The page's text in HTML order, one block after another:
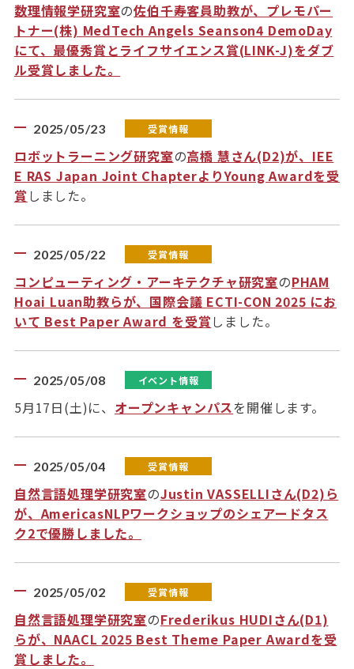
数理情報学研究室の佐伯千寿客員助教が、プレモパー
トナー(株) MedTech Angels Seanson4 DemoDay
にて、最優秀賞とライフサイエンス賞(LINK-J)をダブ
ル受賞しました。
2025/05/23 受賞情報
ロボットラーニング研究室の高橋 慧さん(D2)が、IEE
E RAS Japan Joint ChapterよりYoung Awardを受
賞 しました。
2025/05/22 受賞情報
コンピューティング・アーキテクチャ研究室のPHAM
Hoai Luan助教らが、国際会議 ECTI-CON 2025 にお
いて Best Paper Award を受賞 しました。
2025/05/08 イベント情報
5月17日(土)に、 オープンキャンパスを開催します。
2025/05/04 受賞情報
自然言語処理学研究室のJustin VASSELLIさん(D2)ら
が、AmericasNLPワークショップのシェアードタス
ク2で優勝しました。
2025/05/02 受賞情報
自然言語処理学研究室のFrederikus HUDIさん(D1)
らが、NAACL 2025 Best Theme Paper Awardを受
賞しました。